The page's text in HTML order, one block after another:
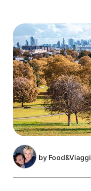
by Food&Viaggi